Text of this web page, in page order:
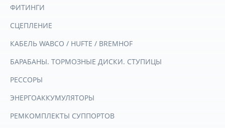
ФИТИНГИ
СЦЕПЛЕНИЕ
КАБЕЛЬ WABCO / HUFTE / BREMHOF
БАРАБАНЫ. ТОРМОЗНЫЕ ДИСКИ. СТУПИЦЫ
РЕССОРЫ
ЭНЕРГОАККУМУЛЯТОРЫ
РЕМКОМПЛЕКТЫ СУППОРТОВ